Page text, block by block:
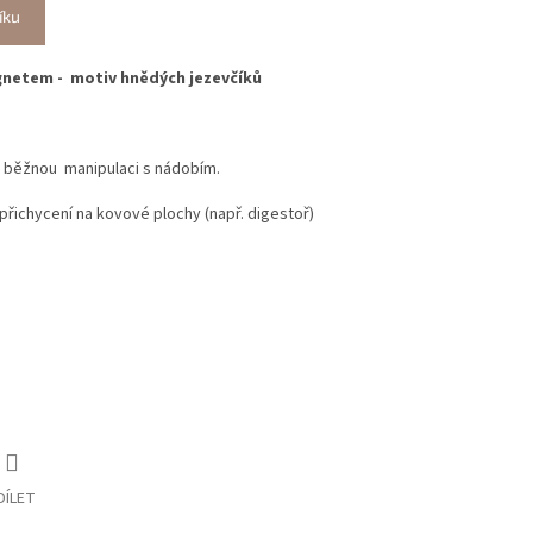
- motiv hnědých jezevčíků
manipulaci s nádobím.
na kovové plochy (např. digestoř)